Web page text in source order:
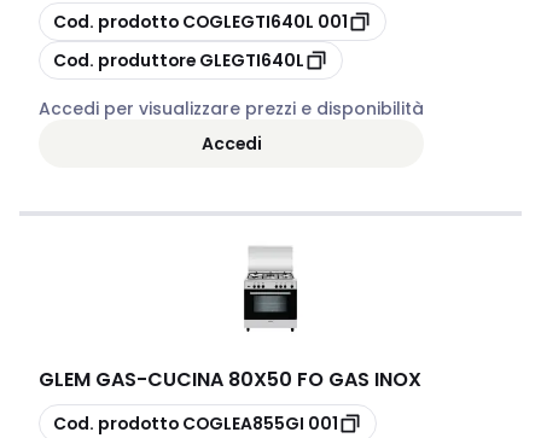
copia
Cod. prodotto
COGLEGTI640L 001
copia
Cod. produttore GLEGTI640L
Accedi per visualizzare prezzi e disponibilità
Accedi
GLEM GAS-CUCINA 80X50 FO GAS INOX
copia
Cod. prodotto
COGLEA855GI 001